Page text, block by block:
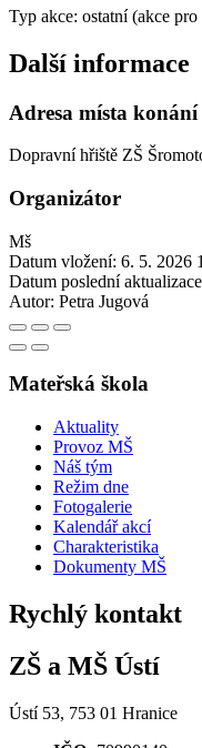
Typ akce: ostatní (akce
Další informace
Adresa místa konání
Dopravní hřiště ZŠ
Organizátor
Mš
Datum vložení: 6. 5. 2026
Datum poslední
Autor: Petra Jugová
Mateřská škola
Aktuality
Provoz MŠ
Náš tým
Režim dne
Fotogalerie
Kalendář akcí
Charakteristika
Dokumenty MŠ
Rychlý kontakt
ZŠ a MŠ Ústí
Ústí 53, 753 01 Hranice